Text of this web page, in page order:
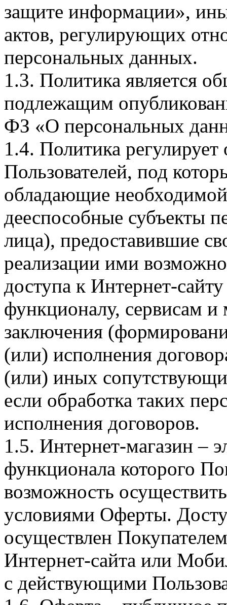
защите информации»,
актов, регулирующих
персональных данных.
1.3. Политика является
подлежащим
ФЗ «О персональных
1.4. Политика
Пользователей, под
обладающие
дееспособные субъекты
лица), предоставившие
реализации ими
доступа к Интернет-
функционалу, сервисам и
заключения
(или) исполнения
(или) иных
если обработка таких
исполнения договоров.
1.5. Интернет-магазин –
функционала которого
возможность
условиями Оферты.
осуществлен
Интернет-сайта или
с действующими